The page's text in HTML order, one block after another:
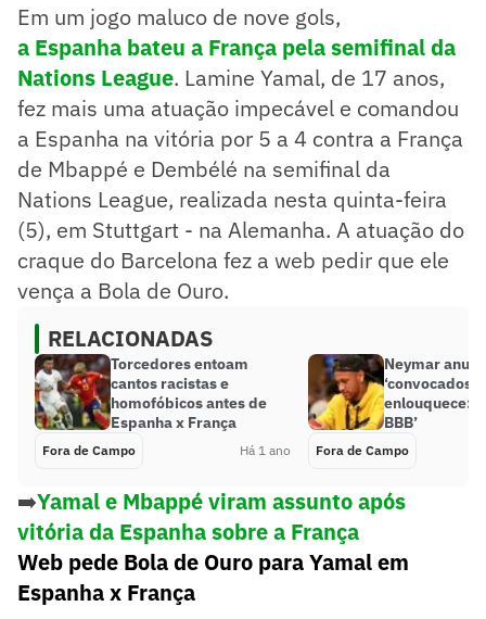
Em um jogo maluco de nove gols,
a Espanha bateu a França pela semifinal da
Nations League. Lamine Yamal, de 17 anos,
fez mais uma atuação impecável e comandou
a Espanha na vitória por 5 a 4 contra a França
de Mbappé e Dembélé na semifinal da
Nations League, realizada nesta quinta-feira
(5), em Stuttgart - na Alemanha. A atuação do
craque do Barcelona fez a web pedir que ele
vença a Bola de Ouro.
RELACIONADAS
Torcedores entoam
cantos racistas e
homofóbicos antes de
Espanha x França
Fora de Campo Há 1 ano
Neymar
enlouquece:
BBB’
Fora de Campo
➡️Yamal e Mbappé viram assunto após
vitória da Espanha sobre a França
Web pede Bola de Ouro para Yamal em
Espanha x França